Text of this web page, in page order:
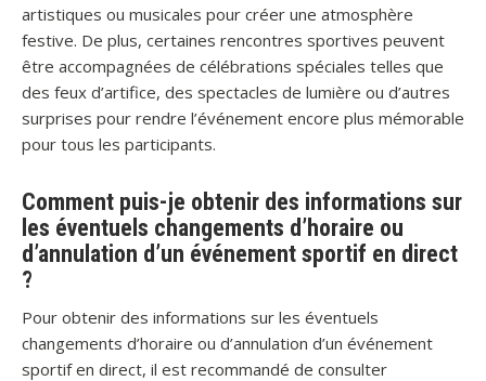
artistiques ou musicales pour créer une atmosphère
festive. De plus, certaines rencontres sportives peuvent
être accompagnées de célébrations spéciales telles que
des feux d’artifice, des spectacles de lumière ou d’autres
surprises pour rendre l’événement encore plus mémorable
pour tous les participants.
Comment puis-je obtenir des informations sur
les éventuels changements d’horaire ou
d’annulation d’un événement sportif en direct
?
Pour obtenir des informations sur les éventuels
changements d’horaire ou d’annulation d’un événement
sportif en direct, il est recommandé de consulter